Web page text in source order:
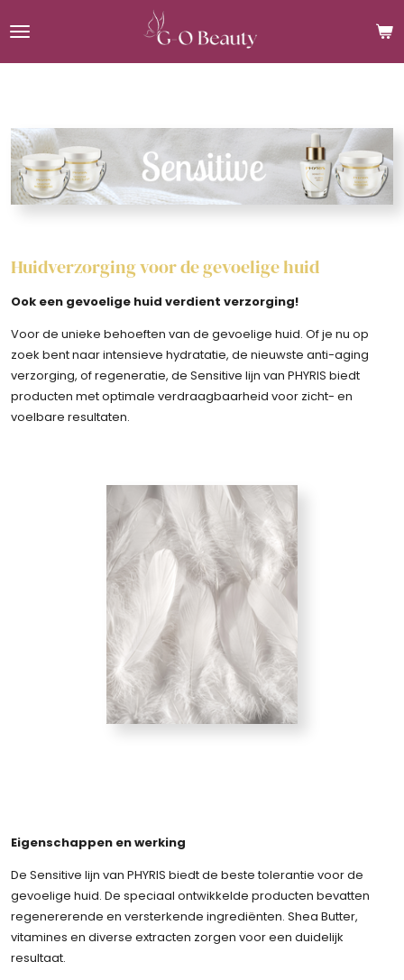
direct
naar
Huidverzorging voor de gevoelige huid
Ook een gevoelige huid verdient verzorging!
Voor de unieke behoeften van de gevoelige huid. Of je nu op
zoek bent naar intensieve hydratatie, de nieuwste anti-aging
verzorging, of regeneratie, de Sensitive lijn van PHYRIS biedt
producten met optimale verdraagbaarheid voor zicht- en
voelbare resultaten.
Eigenschappen en werking
De Sensitive lijn van PHYRIS biedt de beste tolerantie voor de
gevoelige huid. De speciaal ontwikkelde producten bevatten
regenererende en versterkende ingrediënten. Shea Butter,
vitamines en diverse extracten zorgen voor een duidelijk
resultaat.